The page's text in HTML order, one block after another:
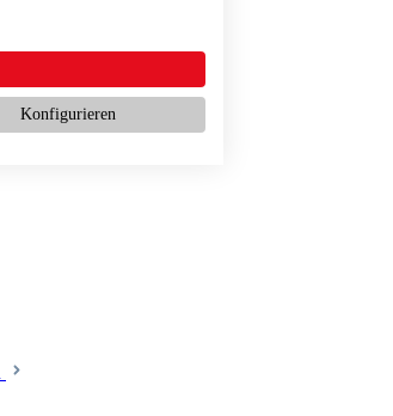
Konfigurieren